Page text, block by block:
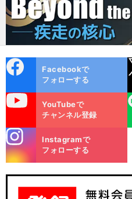
ok
Facebookで
フォローする
YouTubeで
チャンネル登録
LINE
m
Instagramで
フォローする